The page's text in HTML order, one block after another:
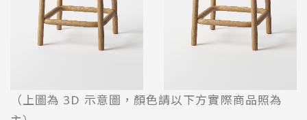
（上圖為 3D 示意圖，顏色請以下方實際商品照為